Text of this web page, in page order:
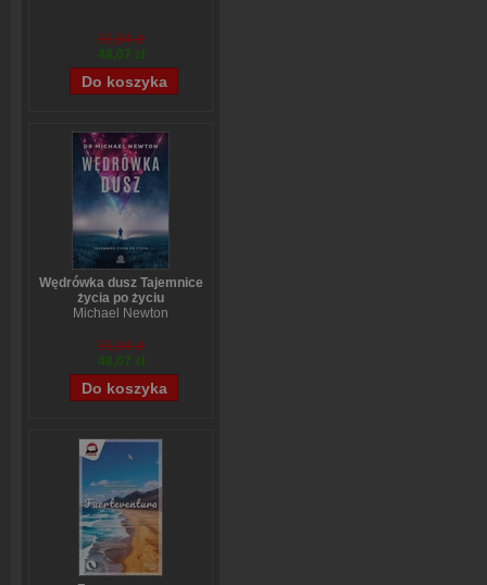
59,84 zł
48,07 zł
Wędrówka dusz Tajemnice
życia po życiu
Michael Newton
59,84 zł
48,07 zł